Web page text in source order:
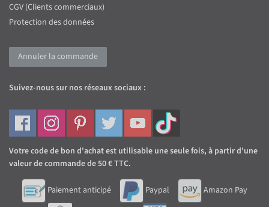
CGV (Clients commerciaux)
Protection des données
Annuler la commande
Suivez-nous sur nos réseaux sociaux :
Votre code de bon d'achat est utilisable une seule fois, à partir d'une
valeur de commande de 50 € TTC.
Paiement anticipé Paypal Amazon Pay